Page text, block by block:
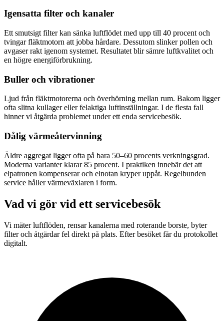
Igensatta filter och kanaler
Ett smutsigt filter kan sänka luftflödet med upp till 40 procent och
tvingar fläktmotorn att jobba hårdare. Dessutom slinker pollen och
avgaser rakt igenom systemet. Resultatet blir sämre luftkvalitet och
en högre energiförbrukning.
Buller och vibrationer
Ljud från fläktmotorerna och överhörning mellan rum. Bakom ligger
ofta slitna kullager eller felaktiga luftinställningar. I de flesta fall
hinner vi åtgärda problemet under ett enda servicebesök.
Dålig värmeåtervinning
Äldre aggregat ligger ofta på bara 50–60 procents verkningsgrad.
Moderna varianter klarar 85 procent. I praktiken innebär det att
elpatronen kompenserar och elnotan kryper uppåt. Regelbunden
service håller värmeväxlaren i form.
Vad vi gör vid ett servicebesök
Vi mäter luftflöden, rensar kanalerna med roterande borste, byter
filter och åtgärdar fel direkt på plats. Efter besöket får du protokollet
digitalt.